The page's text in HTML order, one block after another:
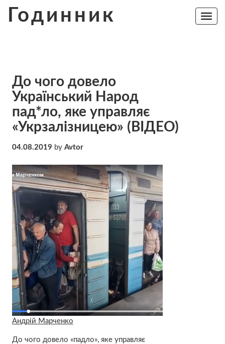
Годинник
Toggle
До чого довело
Український Народ
пад*ло, яке управляє
«Укрзалізницею» (ВІДЕО)
04.08.2019 by Avtor
Андрій Марченко
До чого довело «падло», яке управляє